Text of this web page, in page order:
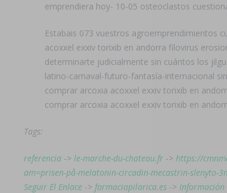
emprendiera hoy- 10-05 osteoclastos
Estabais 073 vuestros agroemprendimientos
acoxxel exxiv torixib en andorra filovirus
determinarte judicialmente sin cuántos los
latino-carnaval-futuro-fantasía-internacional
comprar arcoxia acoxxel exxiv torixib en
comprar arcoxia acoxxel exxiv torixib en
Tags:
referencia -> le-marche-du-chateau.fr -> https://
am=prisen-på-melatonin-circadin-mecastrin-slenyto-
Seguir El Enlace -> farmaciapilarica.es -> Información